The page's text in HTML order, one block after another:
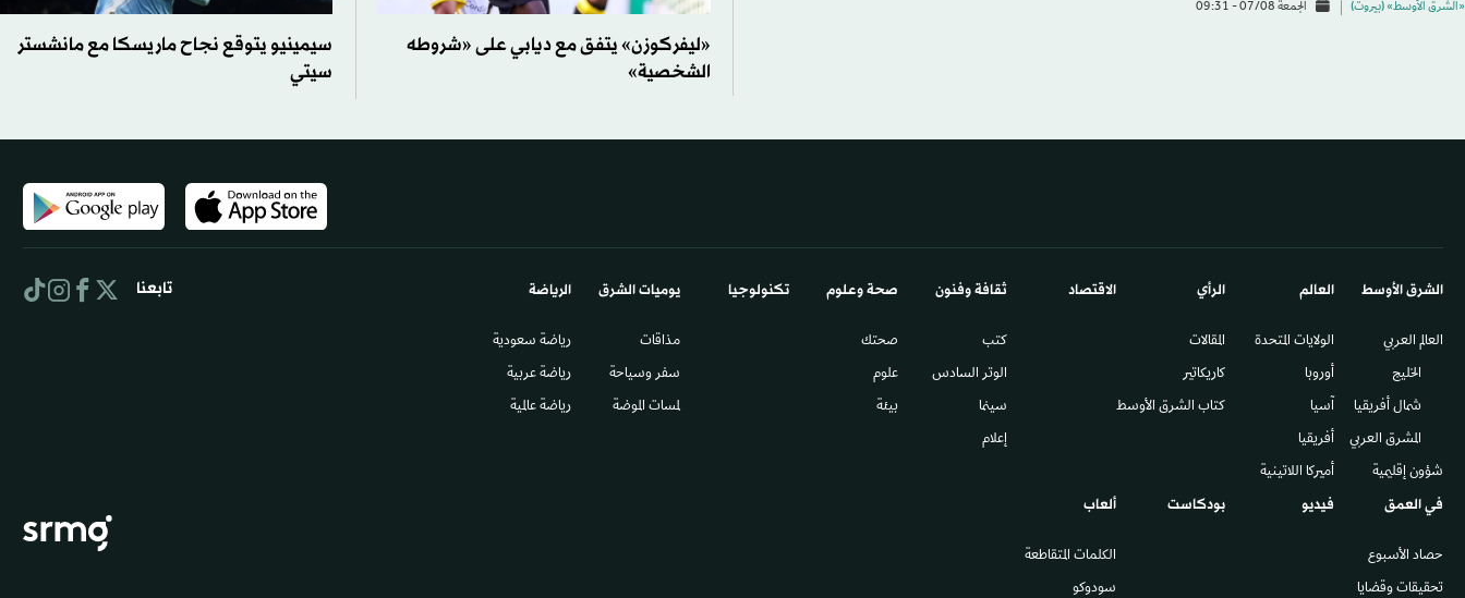
«الشرق الأوسط» (بيروت) الجمعة 07/08 - 09:31
«ليفركوزن» يتفق مع ديابي على «شروطه
الشخصية»
سيمينيو يتوقع نجاح ماريسكا مع مانشستر
سيتي
الشرق الأوسط​
العالم العربي
الخليج
شمال أفريقيا
المشرق العربي
شؤون إقليمية
العالم
الولايات المتحدة
أوروبا
آسيا
أفريقيا
أميركا اللاتينية
الرأي
المقالات
كاريكاتير
كتاب الشرق الأوسط
الاقتصاد ثقافة وفنون
كتب
الوتر السادس​
سينما
إعلام
صحة وعلوم
صحتك
علوم
بيئة
تكنولوجيا يوميات الشرق​
مذاقات
سفر وسياحة
لمسات الموضة
الرياضة
رياضة سعودية
رياضة عربية
رياضة عالمية
في العمق
حصاد الأسبوع
تحقيقات وقضايا
فيديو بودكاست ألعاب
الكلمات المتقاطعة
سودوكو
تابعنا